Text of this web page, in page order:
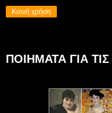
Κοινή χρήση
ΠΟΙΗΜΑΤΑ ΓΙΑ